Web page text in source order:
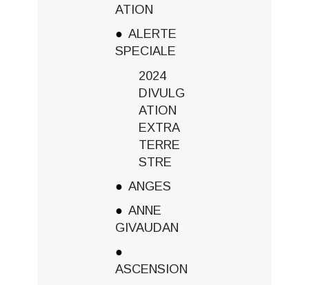
ATION
ALERTE
SPECIALE
2024
DIVULG
ATION
EXTRA
TERRE
STRE
ANGES
ANNE
GIVAUDAN
ASCENSION